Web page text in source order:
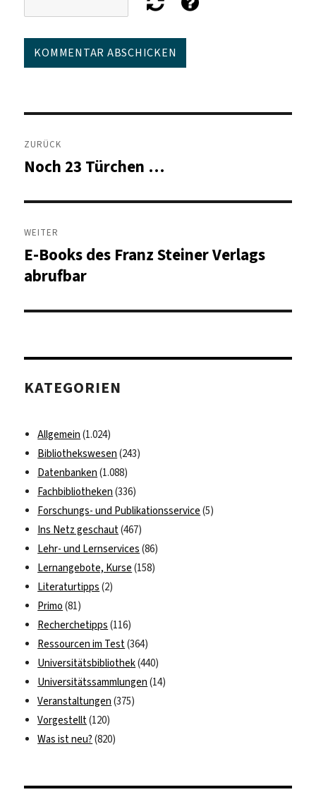
Beitragsnavigation
ZURÜCK
Vorheriger
Noch 23 Türchen …
WEITER
Nächster
Beitrag:
E-Books des Franz Steiner Verlags
abrufbar
KATEGORIEN
Allgemein (1.024)
Bibliothekswesen (243)
Datenbanken (1.088)
Fachbibliotheken (336)
Forschungs- und Publikationsservice (5)
Ins Netz geschaut(467)
Lehr- und Lernservices (86)
Lernangebote, Kurse (158)
Literaturtipps (2)
Primo (81)
Recherchetipps (116)
Ressourcen im Test(364)
Universitätsbibliothek(440)
Universitätssammlungen (14)
Veranstaltungen (375)
Vorgestellt(120)
Was ist neu? (820)